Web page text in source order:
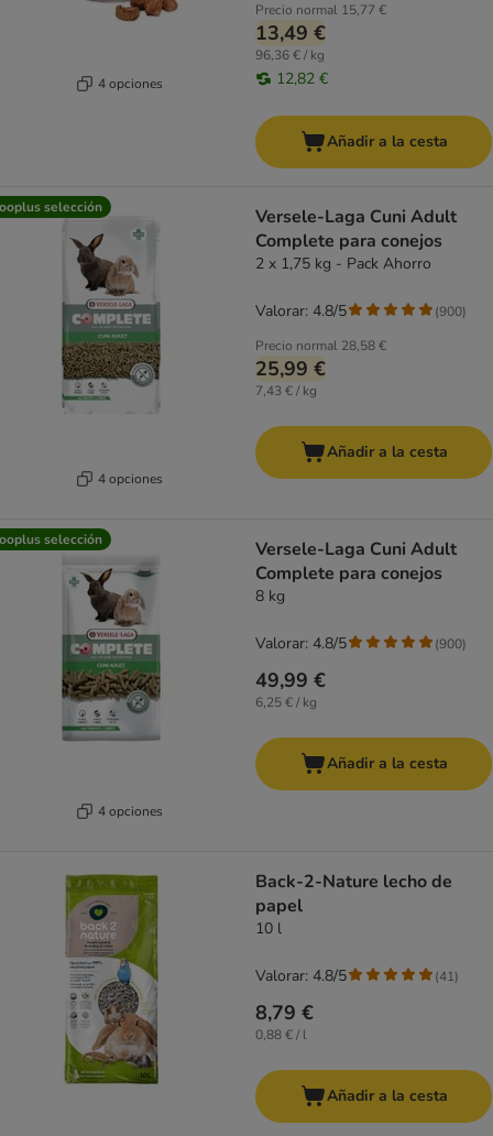
4 opciones
Precio normal 15,77 €
13,49 €
96,36 € / kg
12,82 €
Añadir a la cesta
selección
4 opciones
Versele-Laga Cuni Adult
Complete para conejos
2 x 1,75 kg - Pack Ahorro
Precio normal 28,58 €
25,99 €
7,43 € / kg
Valorar: 4.8/5 (900)
Añadir a la cesta
selección
4 opciones
Versele-Laga Cuni Adult
Complete para conejos
8 kg
49,99 €
6,25 € / kg
Valorar: 4.8/5 (900)
Añadir a la cesta
Back-2-Nature lecho de
papel
10 l
8,79 €
0,88 € / l
Valorar: 4.8/5 (41)
Añadir a la cesta